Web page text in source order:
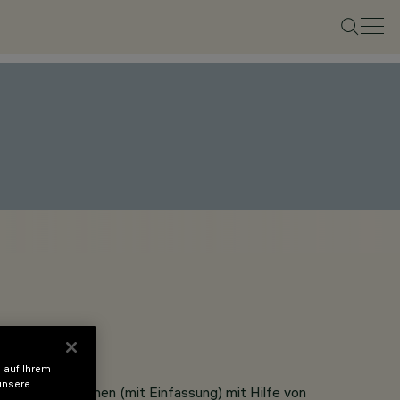
FrameVersionen (mit Einfassung) mit Hilfe von
auf Ihrem